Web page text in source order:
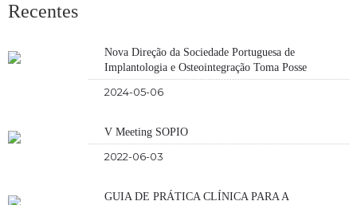
Recentes
Nova Direção da Sociedade Portuguesa de
Implantologia e Osteointegração Toma Posse
2024-05-06
V Meeting SOPIO
2022-06-03
GUIA DE PRÁTICA CLÍNICA PARA A